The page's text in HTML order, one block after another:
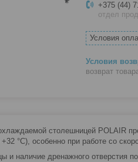
+375 (44)
отдел
Условия
возврат
столешницей POLAIR
°С), особенно при работе со
и наличие дренажного отверстия